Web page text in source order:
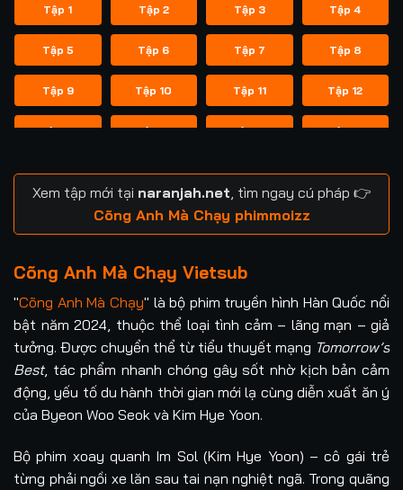
Tập 1 Tập 2 Tập 3 Tập 4
Tập 5 Tập 6 Tập 7 Tập 8
Tập 9 Tập 10 Tập 11 Tập 12
Tập 13 Tập 14 Tập 15 Tập 16
Xem tập mới tại naranjah.net , tìm ngay cú pháp 👉
Cõng Anh Mà Chạy phimmoizz
Cõng Anh Mà Chạy Vietsub
"Cõng Anh Mà Chạy" là bộ phim truyền hình Hàn Quốc nổi
bật năm 2024, thuộc thể loại tình cảm – lãng mạn – giả
tưởng. Được chuyển thể từ tiểu thuyết mạng Tomorrow’s
Best, tác phẩm nhanh chóng gây sốt nhờ kịch bản cảm
động, yếu tố du hành thời gian mới lạ cùng diễn xuất ăn ý
của Byeon Woo Seok và Kim Hye Yoon.
Bộ phim xoay quanh Im Sol (Kim Hye Yoon) – cô gái trẻ
từng phải ngồi xe lăn sau tai nạn nghiệt ngã. Trong quãng